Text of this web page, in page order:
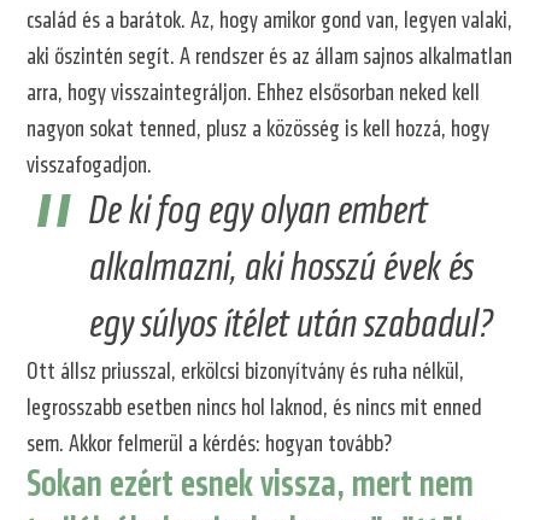
család és a barátok. Az, hogy amikor gond van, legyen valaki,
aki őszintén segít. A rendszer és az állam sajnos alkalmatlan
arra, hogy visszaintegráljon. Ehhez elsősorban neked kell
nagyon sokat tenned, plusz a közösség is kell hozzá, hogy
visszafogadjon.
De ki fog egy olyan embert
alkalmazni, aki hosszú évek és
egy súlyos ítélet után szabadul?
Ott állsz priusszal, erkölcsi bizonyítvány és ruha nélkül,
legrosszabb esetben nincs hol laknod, és nincs mit enned
sem. Akkor felmerül a kérdés: hogyan tovább?
Sokan ezért esnek vissza, mert nem